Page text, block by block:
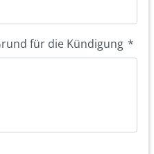
für die Kündigung *